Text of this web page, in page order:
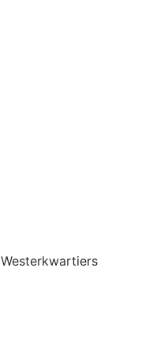
ien t Westerkwartiers